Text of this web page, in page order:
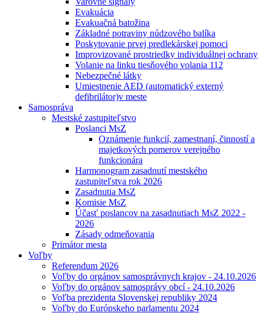
Evakuácia
Evakuačná batožina
Základné potraviny núdzového balíka
Poskytovanie prvej predlekárskej pomoci
Improvizované prostriedky individuálnej ochrany
Volanie na linku tiesňového volania 112
Nebezpečné látky
Umiestnenie AED (automatický externý
defibrilátor)v meste
Samospráva
Mestské zastupiteľstvo
Poslanci MsZ
Oznámenie funkcií, zamestnaní, činností a
majetkových pomerov verejného
funkcionára
Harmonogram zasadnutí mestského
zastupiteľstva rok 2026
Zasadnutia MsZ
Komisie MsZ
Účasť poslancov na zasadnutiach MsZ 2022 -
2026
Zásady odmeňovania
Primátor mesta
Voľby
Referendum 2026
Voľby do orgánov samosprávnych krajov - 24.10.2026
Voľby do orgánov samosprávy obcí - 24.10.2026
Voľba prezidenta Slovenskej republiky 2024
Voľby do Európskeho parlamentu 2024